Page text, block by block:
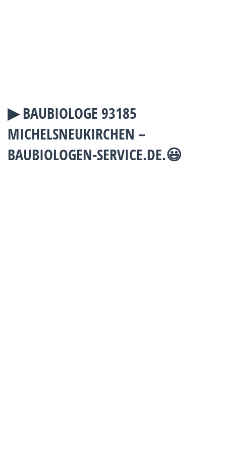
▶︎ BAUBIOLOGE 93185
MICHELSNEUKIRCHEN –
BAUBIOLOGEN-SERVICE.DE.😃